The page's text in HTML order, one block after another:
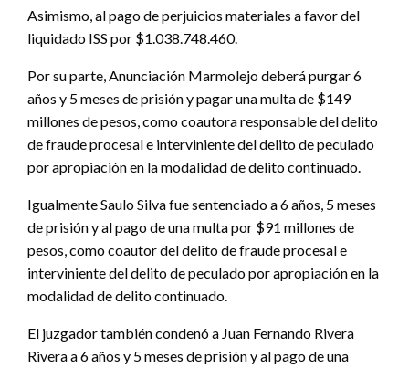
Asimismo, al pago de perjuicios materiales a favor del
liquidado ISS por $1.038.748.460.
Por su parte, Anunciación Marmolejo deberá purgar 6
años y 5 meses de prisión y pagar una multa de $149
millones de pesos, como coautora responsable del delito
de fraude procesal e interviniente del delito de peculado
por apropiación en la modalidad de delito continuado.
Igualmente Saulo Silva fue sentenciado a 6 años, 5 meses
de prisión y al pago de una multa por $91 millones de
pesos, como coautor del delito de fraude procesal e
interviniente del delito de peculado por apropiación en la
modalidad de delito continuado.
El juzgador también condenó a Juan Fernando Rivera
Rivera a 6 años y 5 meses de prisión y al pago de una